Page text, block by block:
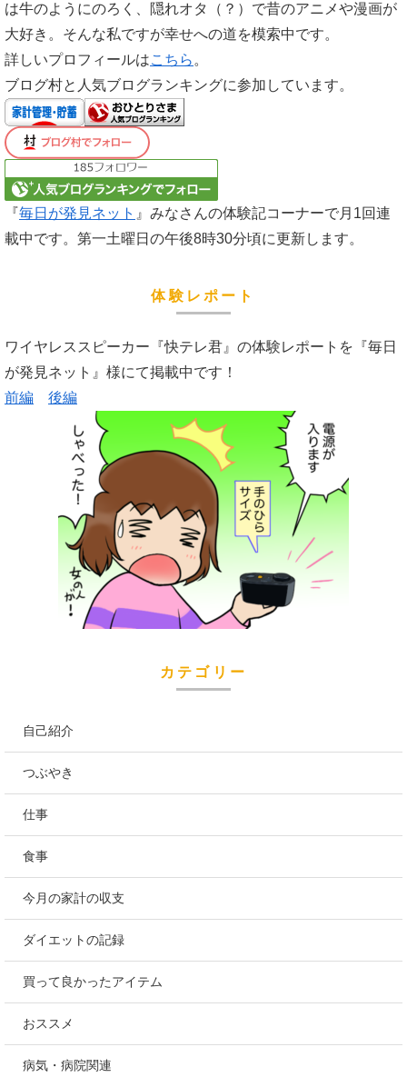
は牛のようにのろく、隠れオタ（？）で昔のアニメや漫画が
大好き。そんな私ですが幸せへの道を模索中です。
詳しいプロフィールはこちら。
ブログ村と人気ブログランキングに参加しています。
『毎日が発見ネット 』みなさんの体験記コーナーで月1回連
載中です。第一土曜日の午後8時30分頃に更新します。
体験レポート
ワイヤレススピーカー『快テレ君』の体験レポートを『毎日
が発見ネット』様にて掲載中です！
前編
後編
カテゴリー
自己紹介
つぶやき
仕事
食事
今月の家計の収支
ダイエットの記録
買って良かったアイテム
おススメ
病気・病院関連